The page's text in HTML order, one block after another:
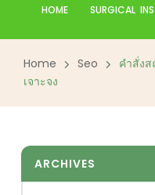
HOME SURGICAL
Home Seo
คำสั่ง
เจาะจง
ARCHIVES